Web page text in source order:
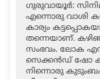
ഗുരുവായൂര്‍:
എന്നൊരു വാശി
കാര്യം
തന്നെയാണ്.
സംഭവം. ലോക
സെക്കന്‍ഡ് ഷോ
നിന്നൊരു